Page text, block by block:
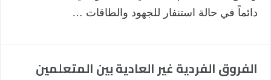
دائماً في حالة استنفار للجهود والطاقات …
الفروق الفردية غير العادية بين المتعلمين